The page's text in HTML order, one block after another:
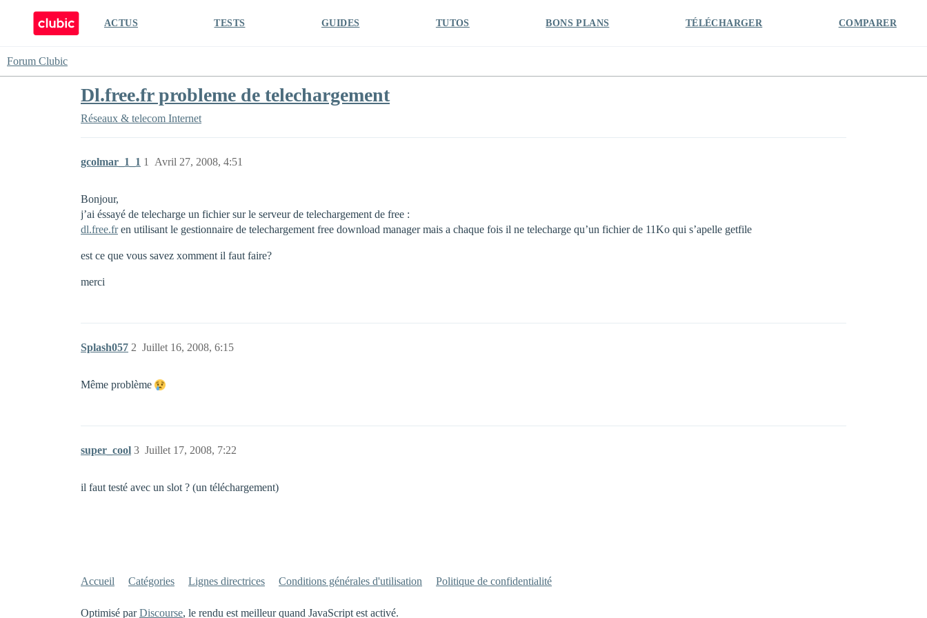
ACTUS TESTS GUIDES TUTOS BONS PLANS TÉLÉCHARGER COMPARER
Forum Clubic
Dl.free.fr probleme de telechargement
Réseaux & telecom Internet
gcolmar_1_1 Avril 27, 2008, 4:51
1
Bonjour,
j’ai éssayé de telecharge un fichier sur le serveur de telechargement de free :
dl.free.fren utilisant le gestionnaire de telechargement free download manager mais a chaque fois il ne telecharge qu’un fichier de 11Ko qui s’apelle getfile
est ce que vous savez xomment il faut faire?
merci
Splash057 Juillet 16, 2008, 6:15
2
Même problème
super_cool Juillet 17, 2008, 7:22
3
il faut testé avec un slot ? (un téléchargement)
Accueil Catégories Lignes directrices Conditions générales d'utilisation Politique de confidentialité
Optimisé parDiscourse, le rendu est meilleur quand JavaScript est activé.